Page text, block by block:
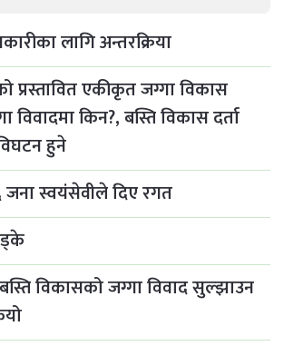
लागि अन्तरक्रिया
प्रस्तावित एकीकृत जग्गा विकास
विवादमा किन?, बस्ति विकास दर्ता
हुने
जना स्वयंसेवीले दिए रगत
विकासको जग्गा विवाद सुल्झाउन